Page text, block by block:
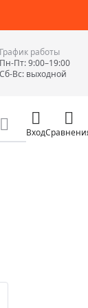
График работы
Пн-Пт: 9:00–19:00
Сб-Вс: выходной
Вход